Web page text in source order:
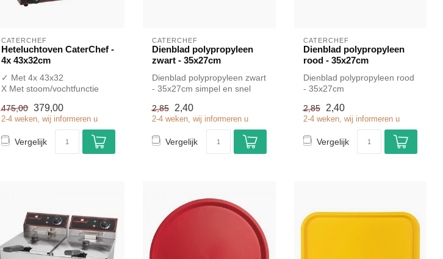
CATERCHEF
Heteluchtoven CaterChef -
4x 43x32cm
✓ Met 4x 43x32
X Met stoom/vochtfunctie
✓ 230 Volt
475,00 379,00
2-4 weken, wij informeren u
Vergelijk
CATERCHEF
Dienblad polypropyleen
zwart - 35x27cm
Dienblad polypropyleen zwart
- 35x27cm simpel en snel
2,85
2,40
2-4 weken, wij informeren u
Vergelijk
CATERCHEF
Dienblad polypropyleen
rood - 35x27cm
Dienblad polypropyleen rood
- 35x27cm
2,85 2,40
2-4 weken, wij informeren u
Vergelijk